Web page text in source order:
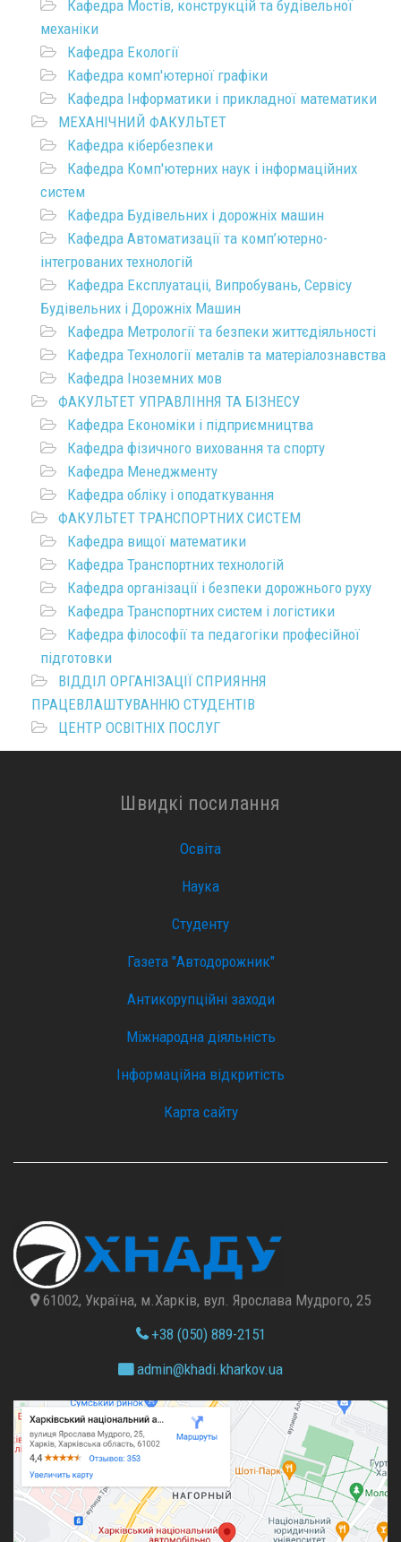
Кафедра Мостів, конструкцій та будівельної
механіки
Кафедра Екології
Кафедра комп'ютерної графіки
Кафедра Інформатики і прикладної математики
МЕХАНІЧНИЙ ФАКУЛЬТЕТ
Кафедра кібербезпеки
Кафедра Комп'ютерних наук і інформаційних
систем
Кафедра Будівельних і дорожніх машин
Кафедра Автоматизації та комп’ютерно-
інтегрованих технологій
Кафедра Експлуатаціі, Випробувань, Сервісу
Будівельних і Дорожніх Машин
Кафедра Метрології та безпеки життєдіяльності
Кафедра Технології металів та матеріалознавства
Кафедра Іноземних мов
ФАКУЛЬТЕТ УПРАВЛІННЯ ТА БІЗНЕСУ
Кафедра Економіки і підприємництва
Кафедра фізичного виховання та спорту
Кафедра Менеджменту
Кафедра обліку і оподаткування
ФАКУЛЬТЕТ ТРАНСПОРТНИХ СИСТЕМ
Кафедра вищої математики
Кафедра Транспортних технологій
Кафедра організації і безпеки дорожнього руху
Кафедра Транспортних систем і логістики
Кафедра філософії та педагогіки професійної
підготовки
ВІДДІЛ ОРГАНІЗАЦІЇ СПРИЯННЯ
ПРАЦЕВЛАШТУВАННЮ СТУДЕНТІВ
ЦЕНТР ОСВІТНІХ ПОСЛУГ
Швидкі посилання
Освіта
Наука
Студенту
Газета "Автодорожник"
Антикорупційні заходи
Міжнародна діяльність
Інформаційна відкритість
Карта сайту
61002, Україна, м.Харків, вул. Ярослава Мудрого, 25
+38 (050) 889-2151
admin@khadi.kharkov.ua